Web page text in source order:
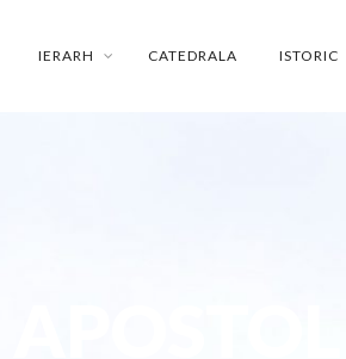
IERARH CATEDRALA ISTORIC